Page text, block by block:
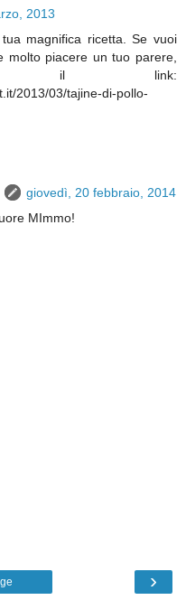
2013
magnifica ricetta. Se vuoi
molto piacere un tuo parere,
il link:
2013/03/tajine-di-pollo-
giovedì, 20 febbraio, 2014
MImmo!
›